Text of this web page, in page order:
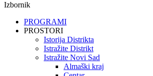
Izbornik
PROGRAMI
PROSTORI
Istorija Distrikta
Istražite Distrikt
Istražite Novi Sad
Almaški kraj